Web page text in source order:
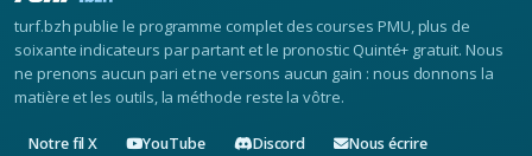
turf.bzh publie le programme complet des courses PMU, plus de
soixante indicateurs par partant et le pronostic Quinté+ gratuit. Nous
ne prenons aucun pari et ne versons aucun gain : nous donnons la
matière et les outils, la méthode reste la vôtre.
Notre fil X YouTube Discord Nous écrire